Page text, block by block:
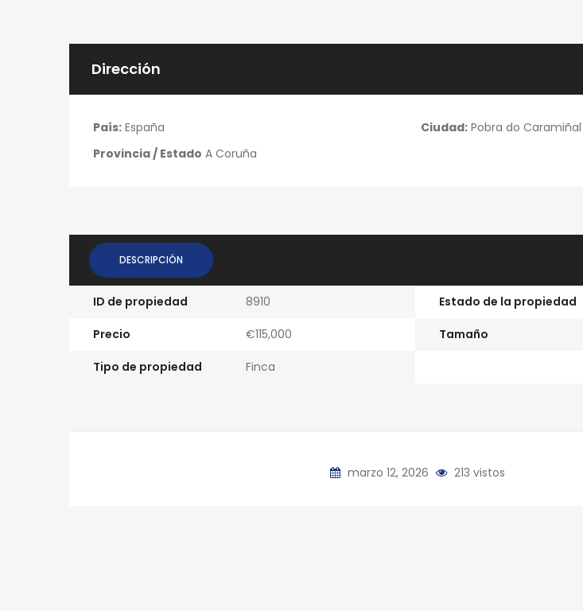
Dirección
País: España
Provincia / Estado A Coruña
Ciudad: Pobra do Caramiñal
DESCRIPCIÓN
ID de propiedad 8910
Precio €115,000
Tipo de propiedad Finca
Estado de la propiedad
Tamaño
marzo 12, 2026 213 vistos